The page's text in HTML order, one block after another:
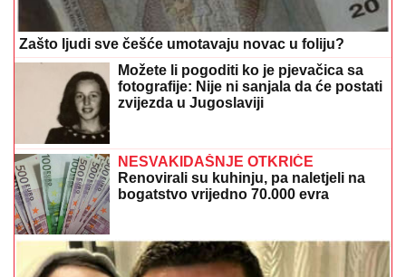
Zašto ljudi sve češće umotavaju novac u foliju?
Možete li pogoditi ko je pjevačica sa
fotografije: Nije ni sanjala da će postati
zvijezda u Jugoslaviji
NESVAKIDAŠNJE OTKRIĆE
Renovirali su kuhinju, pa naletjeli na
bogatstvo vrijedno 70.000 evra